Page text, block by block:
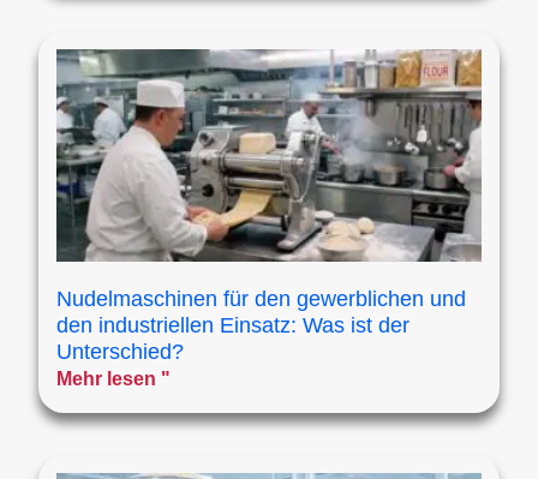
Nudelmaschinen für den gewerblichen und
den industriellen Einsatz: Was ist der
Unterschied?
Mehr lesen "